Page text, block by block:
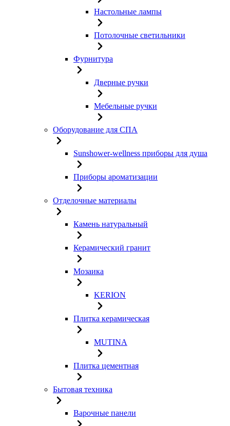
Настольные лампы
Потолочные светильники
Фурнитура
Дверные ручки
Мебельные ручки
Оборудование для СПА
Sunshower-wellness приборы для душа
Приборы ароматизации
Отделочные материалы
Камень натуральный
Керамический гранит
Мозаика
KERION
Плитка керамическая
MUTINA
Плитка цементная
Бытовая техника
Варочные панели